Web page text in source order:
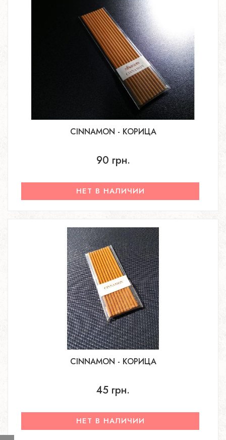
CINNAMON - КОРИЦА
90 грн.
НЕТ В НАЛИЧИИ
CINNAMON - КОРИЦА
45 грн.
НЕТ В НАЛИЧИИ